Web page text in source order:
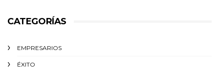
CATEGORÍAS
EMPRESARIOS
ÉXITO‬